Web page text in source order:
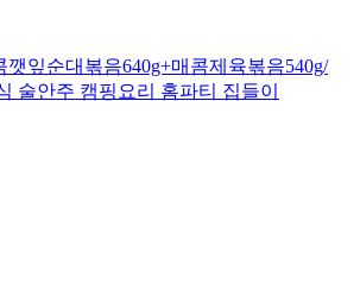
깻잎순대볶음640g+매콤제육볶음540g/
술안주 캠핑요리 홈파티 집들이